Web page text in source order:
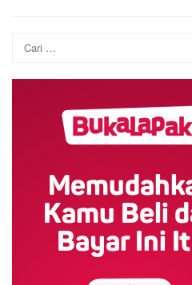
Cari
untuk: